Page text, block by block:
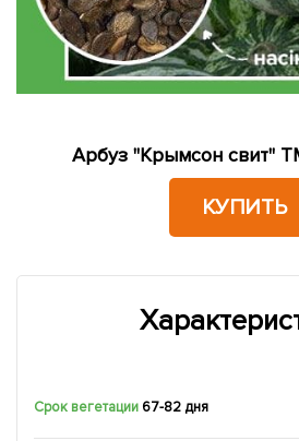
Арбуз "Крымсон свит"
КУПИТЬ
Срок вегетации 67-82 дня